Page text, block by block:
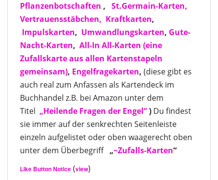
Pflanzenbotschaften , St.Germain-Karten,
Vertrauensstäbchen, Kraftkarten,
Impulskarten, Umwandlungskarten, Gute-
Nacht-Karten, All-In All-Karten (eine
Zufallskarte aus allen Kartenstapeln
gemeinsam), Engelfragekarten, (diese gibt es
auch real zum Anfassen als Kartendeck im
Buchhandel z.B. bei Amazon unter dem
Titel „Heilende Fragen der Engel“) Du findest
sie immer auf der senkrechten Seitenleiste
einzeln aufgelistet oder oben waagerecht oben
unter dem Überbegriff „~Zufalls-Karten“
Like Button Notice (view)